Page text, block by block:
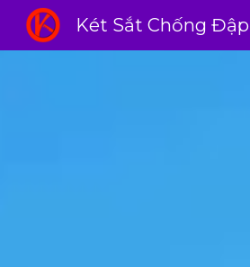
Két Sắt Chống Đập